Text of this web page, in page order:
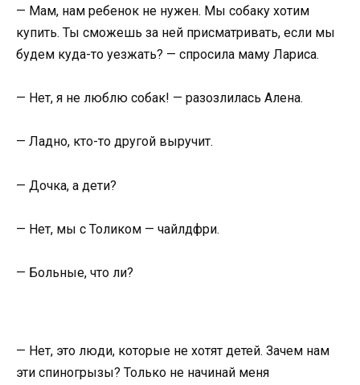
— Мам, нам ребенок не нужен. Мы собаку хотим
купить. Ты сможешь за ней присматривать, если мы
будем куда-то уезжать? — спросила маму Лариса.
— Нет, я не люблю собак! — разозлилась Алена.
— Ладно, кто-то другой выручит.
— Дочка, а дети?
— Нет, мы с Толиком — чайлдфри.
— Больные, что ли?
— Нет, это люди, которые не хотят детей. Зачем нам
эти спиногрызы? Только не начинай меня